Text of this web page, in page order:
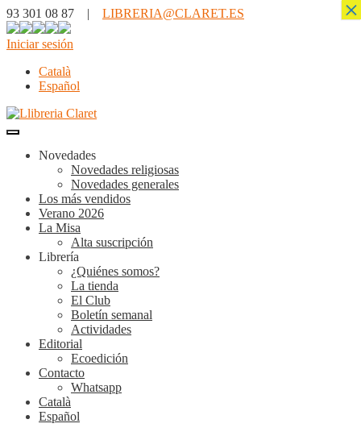
93 301 08 87 | LIBRERIA@CLARET.ES
Iniciar sesión
Català
Español
Novedades
Novedades religiosas
Novedades generales
Los más vendidos
Verano 2026
La Misa
Alta suscripción
Librería
¿Quiénes somos?
La tienda
El Club
Boletín semanal
Actividades
Editorial
Ecoedición
Contacto
Whatsapp
Català
Español
×